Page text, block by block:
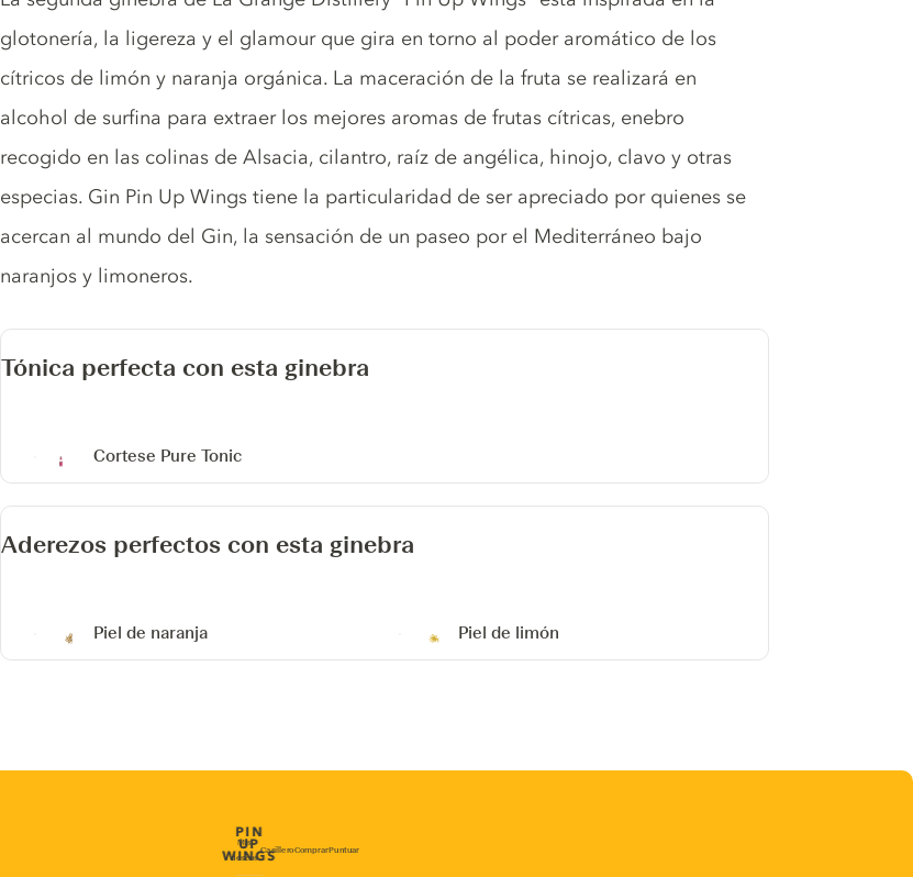
glotonería, la ligereza y el glamour que gira en torno al poder aromático de los
cítricos de limón y naranja orgánica. La maceración de la fruta se realizará en
alcohol de surfina para extraer los mejores aromas de frutas cítricas, enebro
recogido en las colinas de Alsacia, cilantro, raíz de angélica, hinojo, clavo y otras
especias. Gin Pin Up Wings tiene la particularidad de ser apreciado por quienes se
acercan al mundo del Gin, la sensación de un paseo por el Mediterráneo bajo
naranjos y limoneros.
Tónica perfecta con esta ginebra
Cortese Pure Tonic
Aderezos perfectos con esta ginebra
Piel de naranja Piel de limón